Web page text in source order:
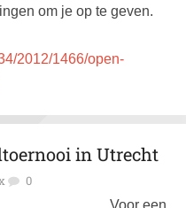
om je op te geven.
2012/1466/open-
in Utrecht
0
Voor een